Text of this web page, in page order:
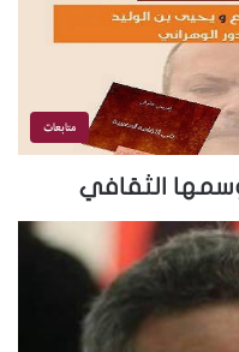
متابعات
الثقافي